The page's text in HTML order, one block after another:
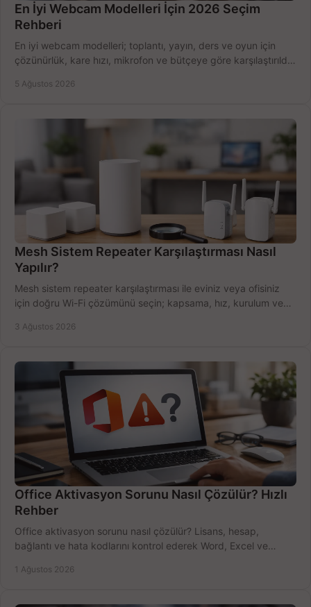
En İyi Webcam Modelleri İçin 2026 Seçim
Rehberi
En iyi webcam modelleri; toplantı, yayın, ders ve oyun için
çözünürlük, kare hızı, mikrofon ve bütçeye göre karşılaştırıldı.
5 Ağustos 2026
Mesh Sistem Repeater Karşılaştırması Nasıl
Yapılır?
Mesh sistem repeater karşılaştırması ile eviniz veya ofisiniz
için doğru Wi-Fi çözümünü seçin; kapsama, hız, kurulum ve
3 Ağustos 2026
Office Aktivasyon Sorunu Nasıl Çözülür? Hızlı
Rehber
Office aktivasyon sorunu nasıl çözülür? Lisans, hesap,
bağlantı ve hata kodlarını kontrol ederek Word, Excel ve
1 Ağustos 2026